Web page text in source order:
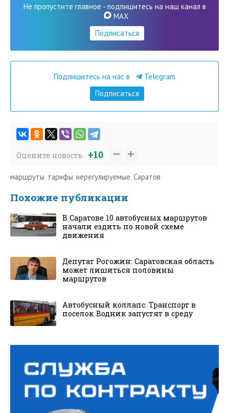
Не пропустите главное - подпишитесь на наш канал в
MAX
Подписаться
Подпишитесь на нас в
Telegram
Подписаться
Оцените новость +10
маршруты тарифы нерегулируемые Саратов
Похожие публикации
В Саратове 10 автобусных маршрутов
начали ездить по новой схеме
движения
Депутат Рогожин: Саратовская область
может лишиться половины
маршрутов
Автобусный коллапс. Транспорт в
поселок Водник запустят в среду